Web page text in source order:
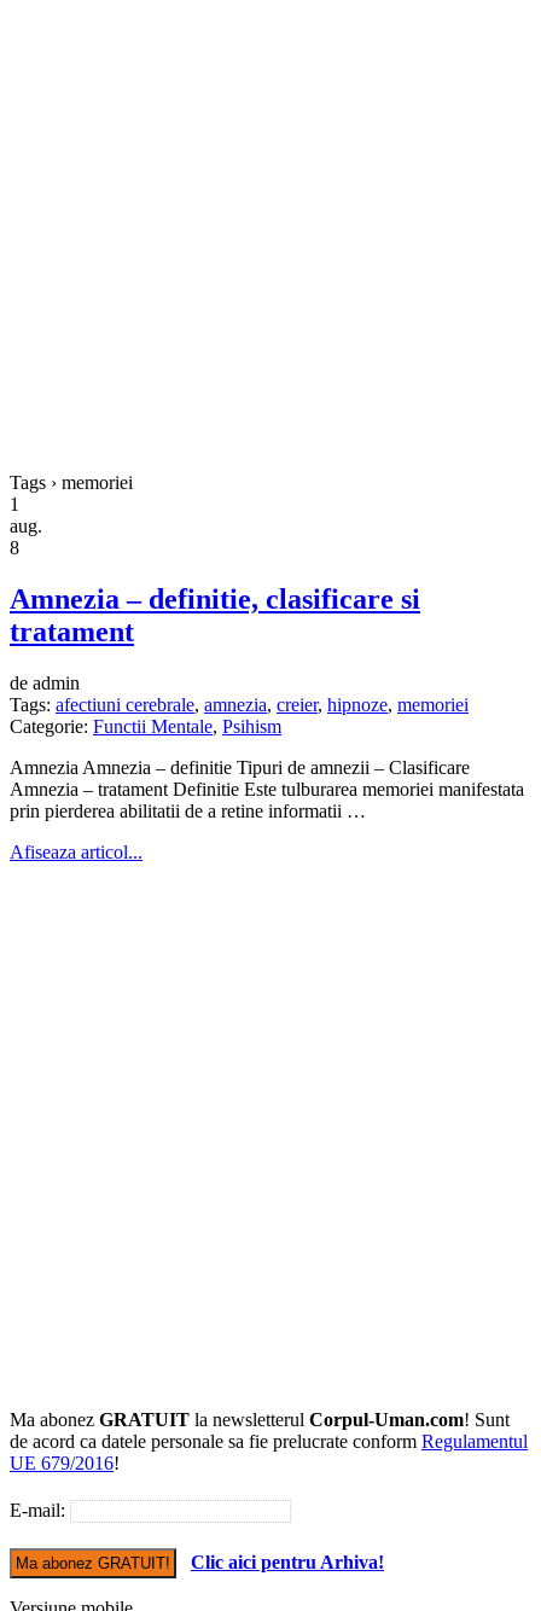
Tags › memoriei
1
aug.
8
Amnezia – definitie, clasificare si
tratament
de admin
Tags: afectiuni cerebrale, amnezia, creier, hipnoze, memoriei
Categorie: Functii Mentale, Psihism
Amnezia Amnezia – definitie Tipuri de amnezii – Clasificare
Amnezia – tratament Definitie Este tulburarea memoriei manifestata
prin pierderea abilitatii de a retine informatii …
Afiseaza articol...
Ma abonez GRATUIT la newsletterul Corpul-Uman.com! Sunt
de acord ca datele personale sa fie prelucrate conform Regulamentul
UE 679/2016!
E-mail:
Clic aici pentru Arhiva!